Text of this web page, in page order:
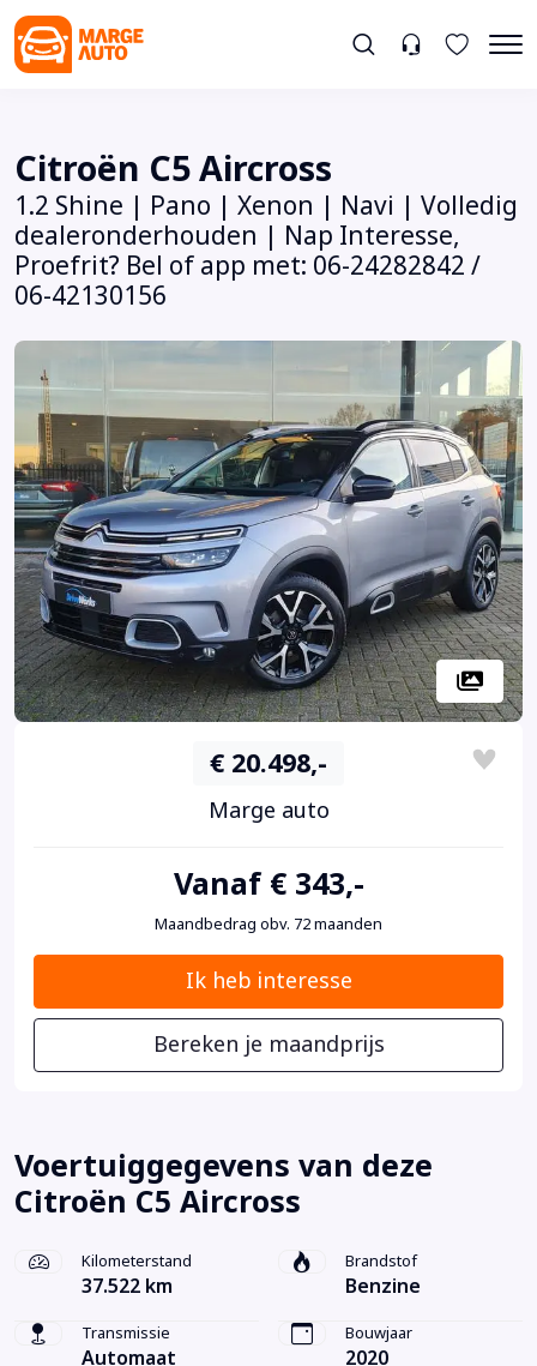
Citroën C5 Aircross
1.2 Shine | Pano | Xenon | Navi | Volledig
dealeronderhouden | Nap Interesse,
Proefrit? Bel of app met: 06-24282842 /
06-42130156
€ 20.498,-
Marge auto
Vanaf € 343,-
Maandbedrag obv. 72 maanden
Ik heb interesse
Bereken je maandprijs
Voertuiggegevens van deze
Citroën C5 Aircross
Kilometerstand
37.522 km
Brandstof
Benzine
Transmissie
Automaat
Bouwjaar
2020